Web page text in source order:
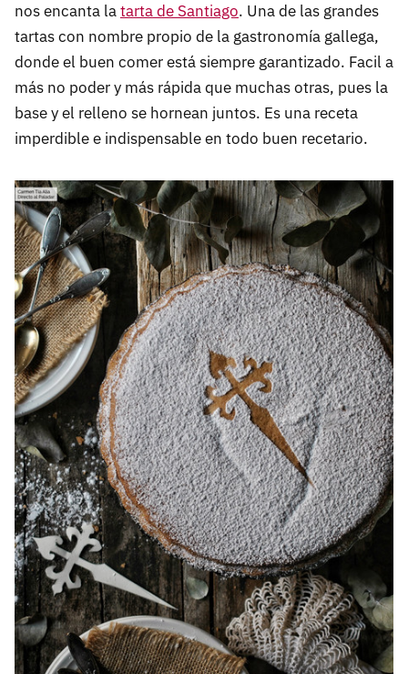
nos encanta latarta de Santiago. Una de las grandes
tartas con nombre propio de la gastronomía gallega,
donde el buen comer está siempre garantizado. Facil a
más no poder y más rápida que muchas otras, pues la
base y el relleno se hornean juntos. Es una receta
imperdible e indispensable en todo buen recetario.